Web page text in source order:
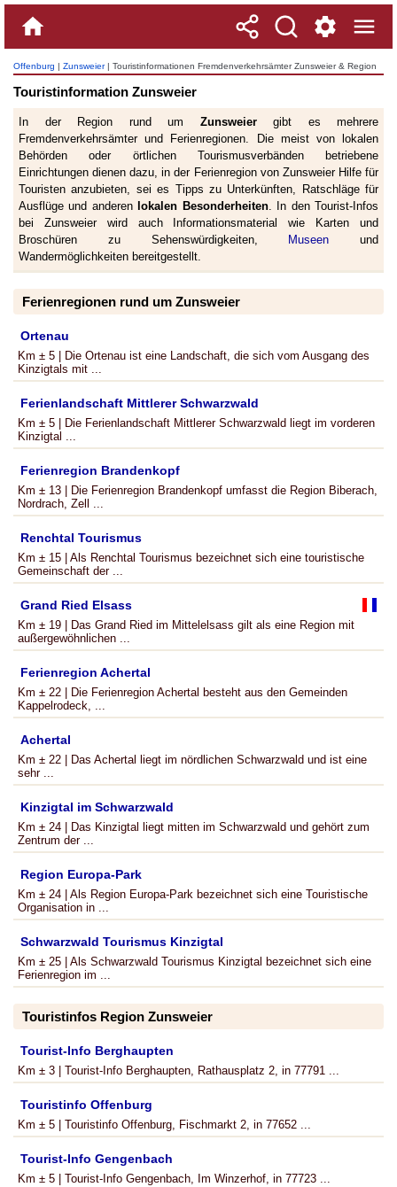
Offenburg | Zunsweier| Touristinformationen Fremdenverkehrsämter Zunsweier & Region
Touristinformation Zunsweier
In der Region rund um Zunsweiergibt es mehrere
Fremdenverkehrsämter und Ferienregionen. Die meist von lokalen
Behörden oder örtlichen Tourismusverbänden betriebene
Einrichtungen dienen dazu, in der Ferienregion von Zunsweier Hilfe für
Touristen anzubieten, sei es Tipps zu Unterkünften, Ratschläge für
Ausflüge und anderen lokalen Besonderheiten. In den Tourist-Infos
bei Zunsweier wird auch Informationsmaterial wie Karten und
Broschüren zu Sehenswürdigkeiten,
Museen und
Wandermöglichkeiten bereitgestellt.
Ferienregionen rund um Zunsweier
Ortenau
Km ± 5 | Die Ortenau ist eine Landschaft, die sich vom Ausgang des
Kinzigtals mit ...
Ferienlandschaft Mittlerer Schwarzwald
Km ± 5 | Die Ferienlandschaft Mittlerer Schwarzwald liegt im vorderen
Kinzigtal ...
Ferienregion Brandenkopf
Km ± 13 | Die Ferienregion Brandenkopf umfasst die Region Biberach,
Nordrach, Zell ...
Renchtal Tourismus
Km ± 15 | Als Renchtal Tourismus bezeichnet sich eine touristische
Gemeinschaft der ...
Grand Ried Elsass
Km ± 19 | Das Grand Ried im Mittelelsass gilt als eine Region mit
außergewöhnlichen ...
Ferienregion Achertal
Km ± 22 | Die Ferienregion Achertal besteht aus den Gemeinden
Kappelrodeck, ...
Achertal
Km ± 22 | Das Achertal liegt im nördlichen Schwarzwald und ist eine
sehr ...
Kinzigtal im Schwarzwald
Km ± 24 | Das Kinzigtal liegt mitten im Schwarzwald und gehört zum
Zentrum der ...
Region Europa-Park
Km ± 24 | Als Region Europa-Park bezeichnet sich eine Touristische
Organisation in ...
Schwarzwald Tourismus Kinzigtal
Km ± 25 | Als Schwarzwald Tourismus Kinzigtal bezeichnet sich eine
Ferienregion im ...
Touristinfos Region Zunsweier
Tourist-Info Berghaupten
Km ± 3 | Tourist-Info Berghaupten, Rathausplatz 2, in 77791 ...
Touristinfo Offenburg
Km ± 5 | Touristinfo Offenburg, Fischmarkt 2, in 77652 ...
Tourist-Info Gengenbach
Km ± 5 | Tourist-Info Gengenbach, Im Winzerhof, in 77723 ...